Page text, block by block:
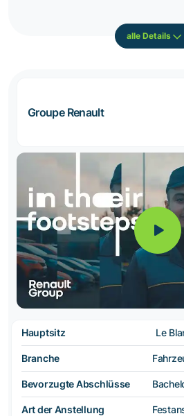
alle Details
Groupe Renault
Hauptsitz Le
Branche
Bevorzugte Abschlüsse
Art der Anstellung